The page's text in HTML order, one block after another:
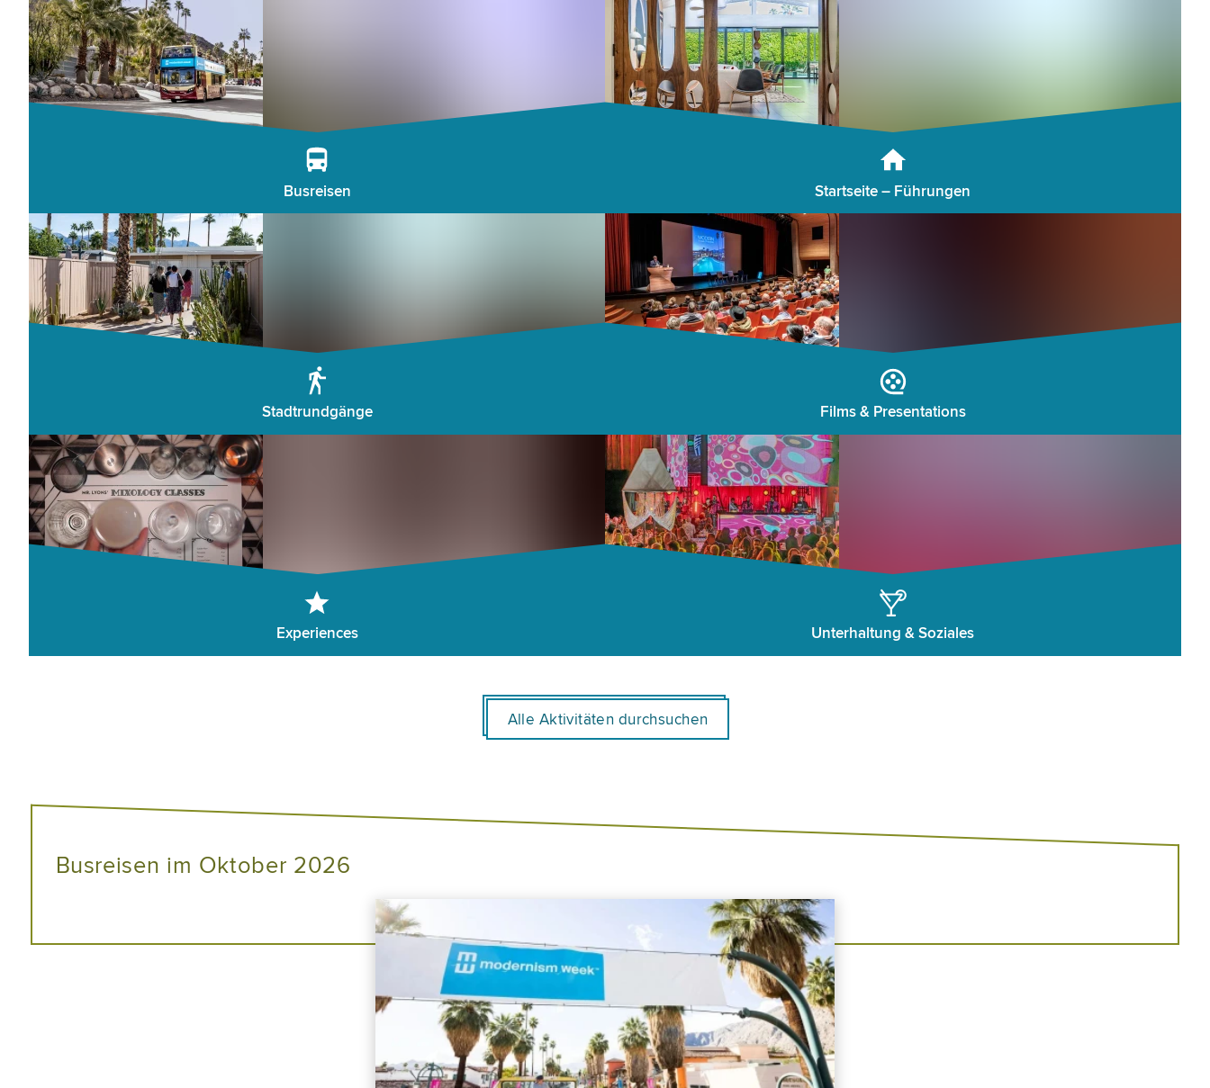
Busreisen Startseite – Führungen
Stadtrundgänge Films & Presentations
Experiences Unterhaltung & Soziales
Alle Aktivitäten durchsuchen
Busreisen im Oktober 2026